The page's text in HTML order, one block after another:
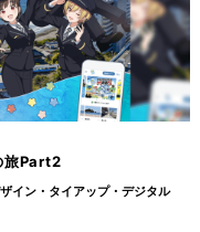
旅Part2
イン タイアップ
デジタル